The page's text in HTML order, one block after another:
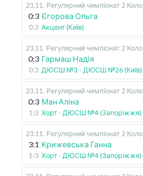
23.11 . Регулярний чемпіонат 2 Коло
0:3 Єгорова Ольга
0:3 Акцент (Київ)
23.11 . Регулярний чемпіонат 2 Коло
0:3 Гармаш Надія
0:3 ДЮСШ №3 - ДЮСШ №26 (Київ)
23.11 . Регулярний чемпіонат 2 Коло
0:3 Ман Аліна
1:3 Хорт - ДЮСШ №4 (Запоріжжя)
23.11 . Регулярний чемпіонат 2 Коло
3:1 Крижевська Ганна
1:3 Хорт - ДЮСШ №4 (Запоріжжя)